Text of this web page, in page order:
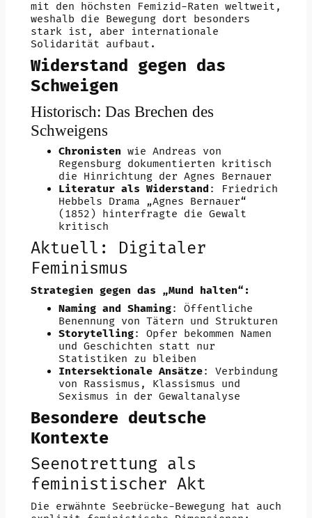
mit den höchsten Femizid-Raten weltweit,
weshalb die Bewegung dort besonders
stark ist, aber internationale
Solidarität aufbaut.
Widerstand gegen das
Schweigen
Historisch: Das Brechen des
Schweigens
Chronisten wie Andreas von
Regensburg dokumentierten kritisch
die Hinrichtung der Agnes Bernauer
Literatur als Widerstand : Friedrich
Hebbels Drama „Agnes Bernauer“
(1852) hinterfragte die Gewalt
kritisch
Aktuell: Digitaler
Feminismus
Strategien gegen das „Mund halten“:
Naming and Shaming: Öffentliche
Benennung von Tätern und Strukturen
Storytelling: Opfer bekommen Namen
und Geschichten statt nur
Statistiken zu bleiben
Intersektionale Ansätze: Verbindung
von Rassismus, Klassismus und
Sexismus in der Gewaltanalyse
Besondere deutsche
Kontexte
Seenotrettung als
feministischer Akt
Die erwähnte Seebrücke-Bewegung hat auch